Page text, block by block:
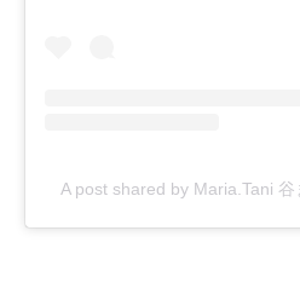
A post shared by Maria.Tani